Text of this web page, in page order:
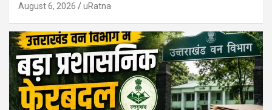
August 6, 2026 uRatna